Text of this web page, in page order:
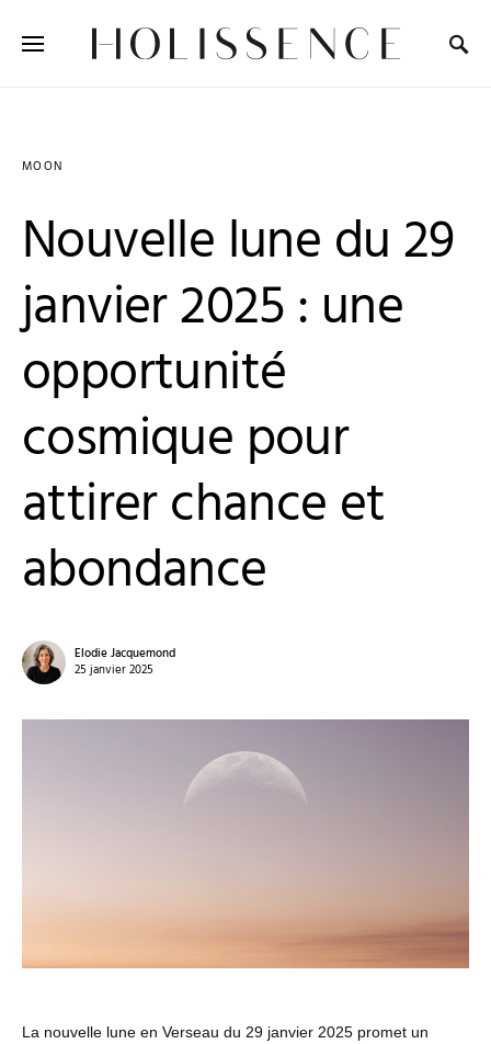
MOON
Nouvelle lune du 29
janvier 2025 : une
opportunité
cosmique pour
attirer chance et
abondance
Elodie Jacquemond
25 janvier 2025
La nouvelle lune en Verseau du 29 janvier 2025 promet un